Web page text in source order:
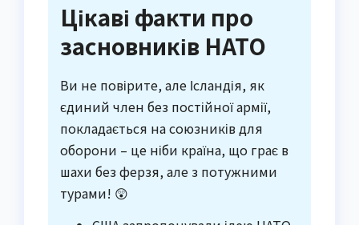
Цікаві факти про
засновників НАТО
Ви не повірите, але Ісландія, як
єдиний член без постійної армії,
покладається на союзників для
оборони – це ніби країна, що грає в
шахи без ферзя, але з потужними
турами! 😲